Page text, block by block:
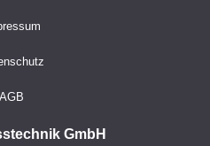
AGB
GmbH